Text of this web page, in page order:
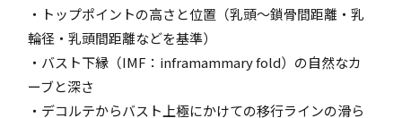
・トップポイントの高さと位置（乳頭〜鎖骨間距離・乳
輪径・乳頭間距離などを基準）
・バスト下縁（IMF：inframammary fold）の自然なカ
ーブと深さ
・デコルテからバスト上極にかけての移行ラインの滑ら